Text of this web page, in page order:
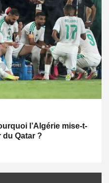
l’Algérie mise-t-
du Qatar ?